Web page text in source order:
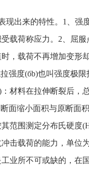
现出来的特性。1、强
载荷称应力。2、屈
，载荷不再增加变形
强度(бb)也叫强度极
材料在拉伸断裂后，
面缩小面积与原断面
范围测定分布氏硬度
击载荷的能力，单位
业所不可或缺的，在